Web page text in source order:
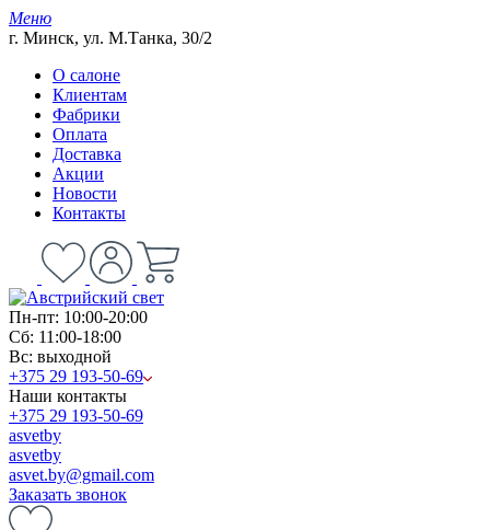
Меню
г. Минск, ул. М.Танка, 30/2
О салоне
Клиентам
Фабрики
Оплата
Доставка
Акции
Новости
Контакты
Пн-пт: 10:00-20:00
Сб: 11:00-18:00
Вс: выходной
+375 29 193-50-69
Наши контакты
+375 29 193-50-69
asvetby
asvetby
asvet.by@gmail.com
Заказать звонок